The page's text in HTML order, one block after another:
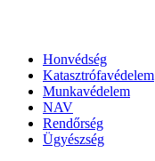
Honvédség
Katasztrófavédelem
Munkavédelem
NAV
Rendőrség
Ügyészség